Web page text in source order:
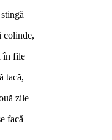
colinde,
în file
tacă,
zile
facă